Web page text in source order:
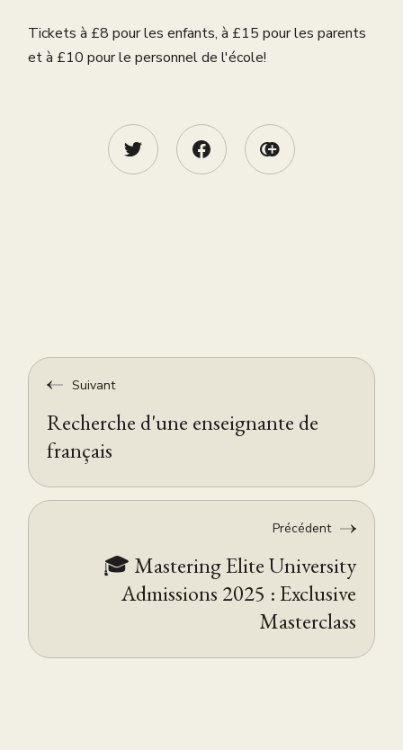
Tickets à £8 pour les enfants, à £15 pour les parents
et à £10 pour le personnel de l'école!
Suivant
Recherche d'une enseignante de
français
Précédent
🎓 Mastering Elite University
Admissions 2025 : Exclusive
Masterclass